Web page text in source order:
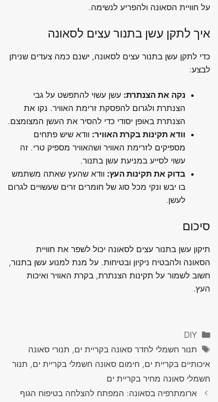
על חוויית הסאונה ולהפריע לנשימה.
איך לתקן עשן בתנור עצים לסאונה
כדי לתקן עשן בתנור עצים לסאונה, ישנם כמה צעדים שניתן
לבצע:
נקה את הצנתרת: עשן עשוי להתפשט על גבי
הצנתרת ולגרום להפסקת זרימת האוויר. נקו את
הצנתרת באופן יסודי כדי להסיר את העשן המצומצם.
וודא תקינות בקרת האוויר: וודא שיש פתחים
מספיקים לזרימת האוויר ושהאוויר מספיק טרי. זה
עשוי לסייע במניעת עשן בתנור.
בדוק את תקינות העץ: וודא שהעץ שאתה משתמש
בו יבש ונקי מכל סוג של חומרים זרים שעשויים לגרום
לעשן.
סיכום
תיקון עשן בתנור עצים לסאונה יכול לשפר את חוויית
הסאונה ולהבטיח ניקיון ובטיחות. על מנת למנוע עשן בתנור,
חשוב לשמור על תקינות הצנתרת, בקרת האוויר ואיכות
העץ.
קטגוריות
DIY
תגיות
תנור חשמלי לחדר סאונה בקריית ים, תנורי סאונה
איכותיים בקריית ים, חימום סאונה חשמלי בקריית ים, תנור
חשמלי סאונה מחיר בקריית ים
ארומתרפיה בסאונה: המפתח להצלחה בטיפוח הגוף